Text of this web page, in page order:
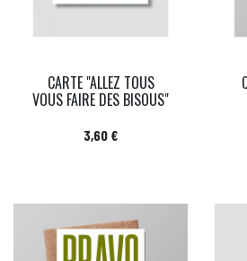
CARTE "ALLEZ TOUS
VOUS FAIRE DES BISOUS"
Prix
3,60 €